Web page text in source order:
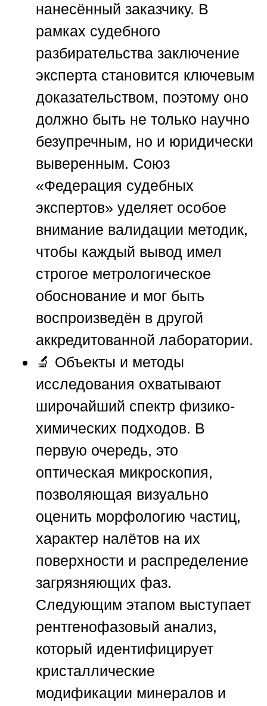
нанесённый заказчику. В
рамках судебного
разбирательства заключение
эксперта становится ключевым
доказательством, поэтому оно
должно быть не только научно
безупречным, но и юридически
выверенным. Союз
«Федерация судебных
экспертов» уделяет особое
внимание валидации методик,
чтобы каждый вывод имел
строгое метрологическое
обоснование и мог быть
воспроизведён в другой
аккредитованной лаборатории.
🔬 Объекты и методы
исследования охватывают
широчайший спектр физико-
химических подходов. В
первую очередь, это
оптическая микроскопия,
позволяющая визуально
оценить морфологию частиц,
характер налётов на их
поверхности и распределение
загрязняющих фаз.
Следующим этапом выступает
рентгенофазовый анализ,
который идентифицирует
кристаллические
модификации минералов и